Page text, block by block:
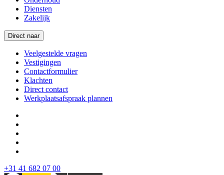
Diensten
Zakelijk
Direct naar
Veelgestelde vragen
Vestigingen
Contactformulier
Klachten
Direct contact
Werkplaatsafspraak plannen
+31 41 682 07 00